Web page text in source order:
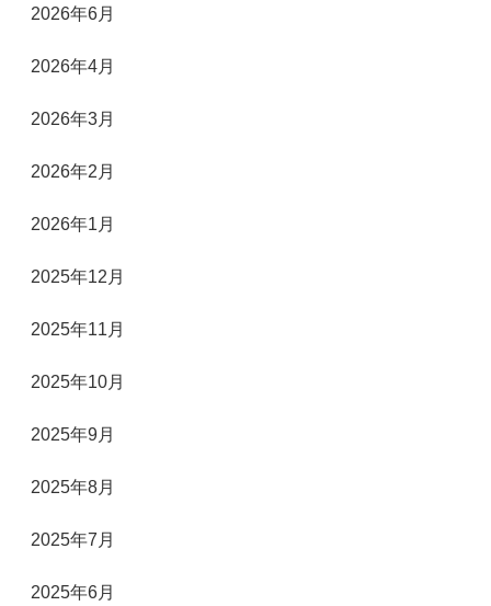
2026年6月
2026年4月
2026年3月
2026年2月
2026年1月
2025年12月
2025年11月
2025年10月
2025年9月
2025年8月
2025年7月
2025年6月